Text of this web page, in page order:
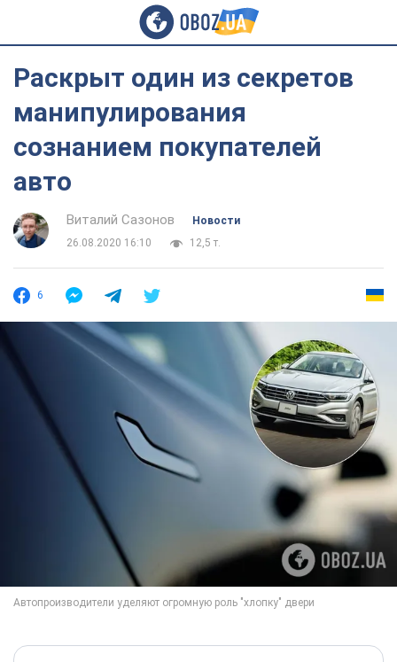
Раскрыт один из секретов
манипулирования
сознанием покупателей
авто
Виталий Сазонов
Новости
26.08.2020 16:10
12,5 т.
6